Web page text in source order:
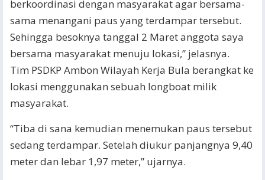
berkoordinasi dengan masyarakat agar bersama-
sama menangani paus yang terdampar tersebut.
Sehingga besoknya tanggal 2 Maret anggota saya
bersama masyarakat menuju lokasi,” jelasnya.
Tim PSDKP Ambon Wilayah Kerja Bula berangkat ke
lokasi menggunakan sebuah longboat milik
masyarakat.
“Tiba di sana kemudian menemukan paus tersebut
sedang terdampar. Setelah diukur panjangnya 9,40
meter dan lebar 1,97 meter,” ujarnya.